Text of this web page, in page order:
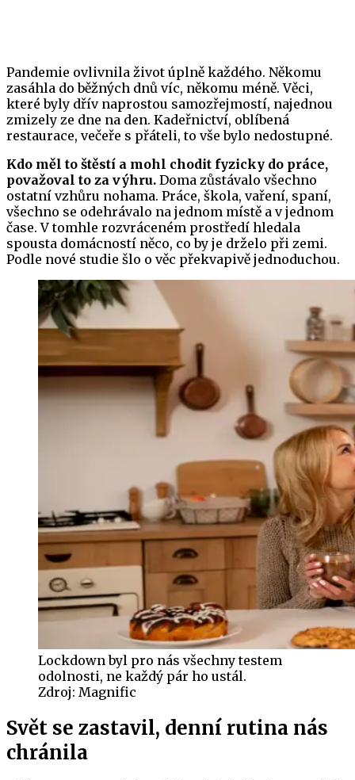
Pandemie ovlivnila život úplně každého. Někomu
zasáhla do běžných dnů víc, někomu méně. Věci,
které byly dřív naprostou samozřejmostí, najednou
zmizely ze dne na den. Kadeřnictví, oblíbená
restaurace, večeře s přáteli, to vše bylo nedostupné.
Kdo měl to štěstí a mohl chodit fyzicky do práce,
považoval to za výhru. Doma zůstávalo všechno
ostatní vzhůru nohama. Práce, škola, vaření, spaní,
všechno se odehrávalo na jednom místě a v jednom
čase. V tomhle rozvráceném prostředí hledala
spousta domácností něco, co by je drželo při zemi.
Podle nové studie šlo o věc překvapivě jednoduchou.
Lockdown byl pro nás všechny testem
odolnosti, ne každý pár ho ustál.
Zdroj: Magnific
Svět se zastavil, denní rutina nás
chránila